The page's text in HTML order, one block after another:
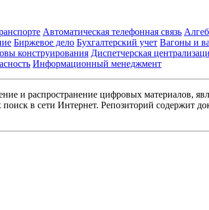
Автоматическая телефонная связь
Биржевое дело Бухгалтерский учет Вагоны и
конструирования Диспетчерская
Информационный менеджмент
и распространение цифровых материалов,
в сети Интернет. Репозиторий содержит